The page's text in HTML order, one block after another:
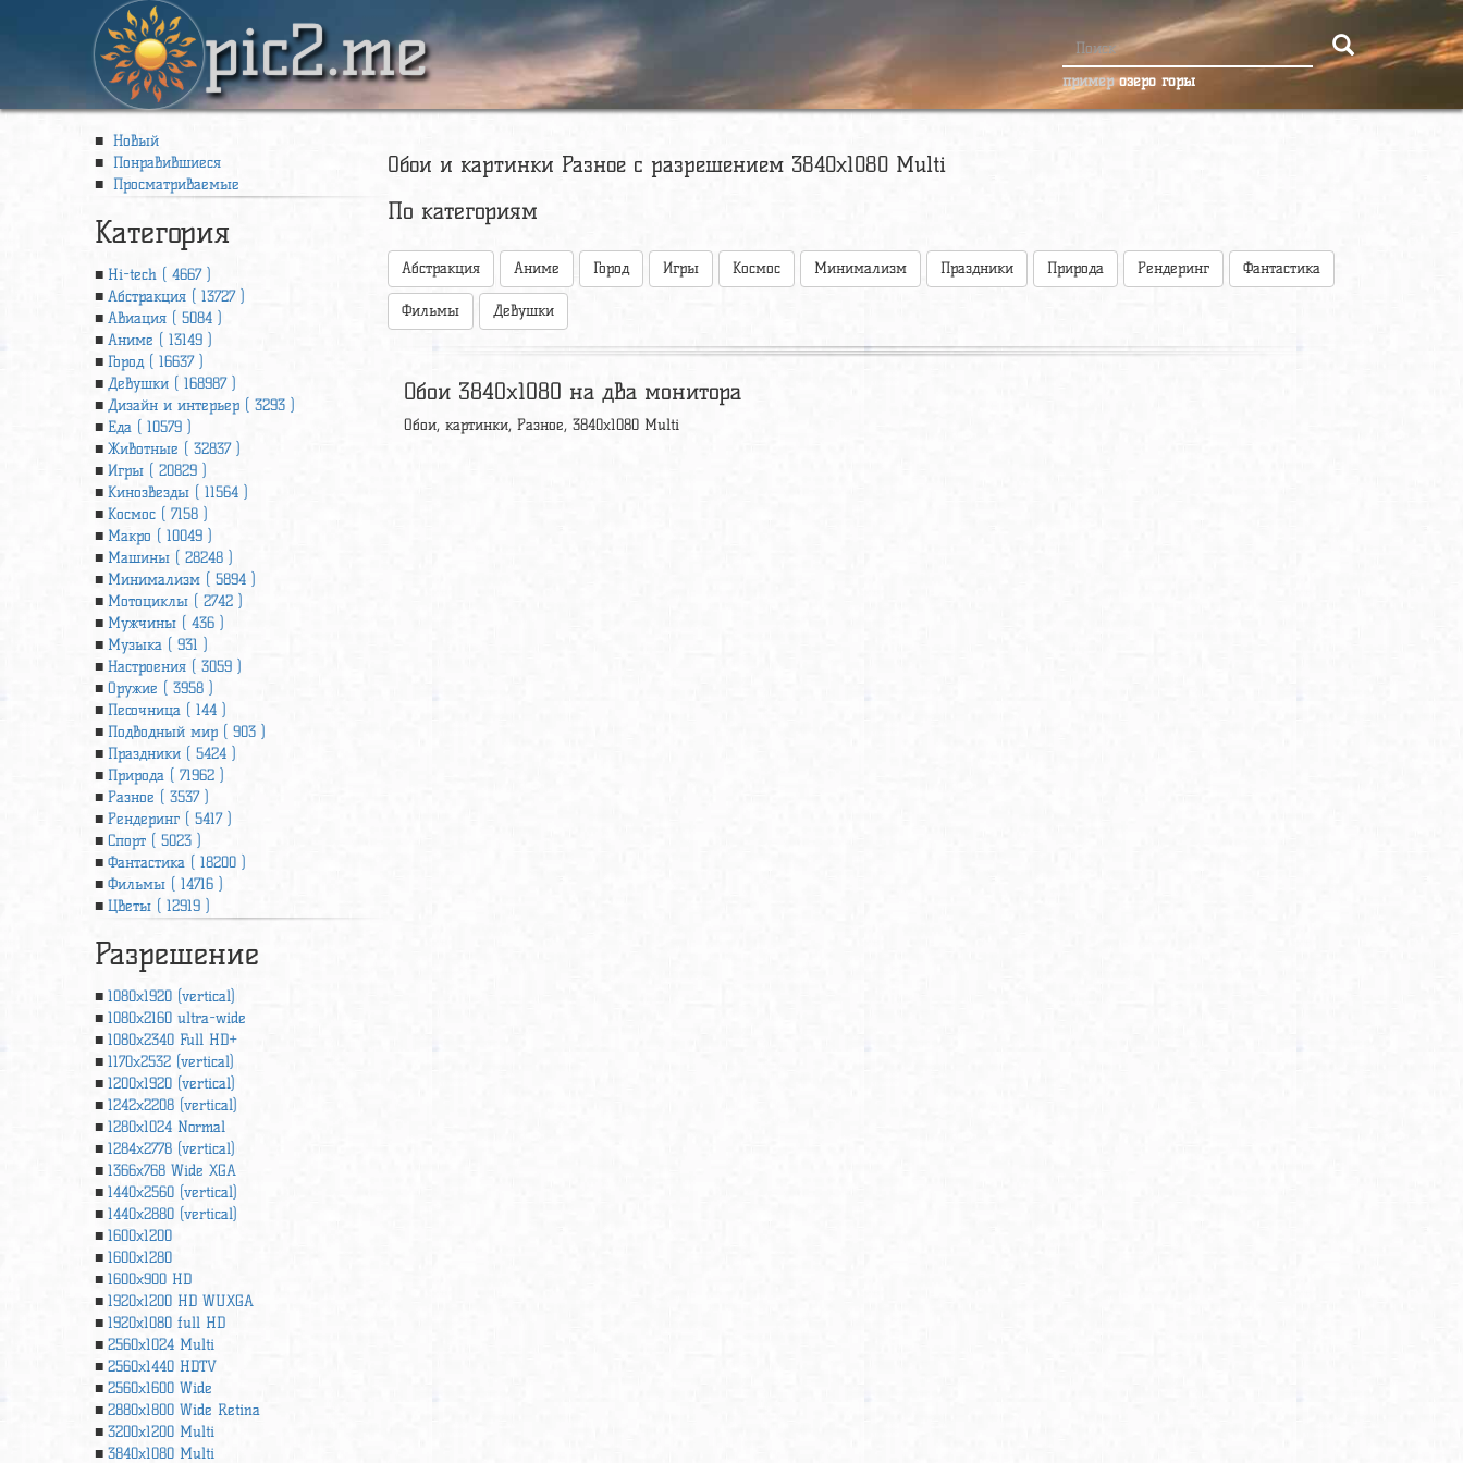
pic2.me примерозеро горы
Новый
Понравившиеся
Просматриваемые
Категория
Hi-tech ( 4667 )
Абстракция ( 13727 )
Авиация ( 5084 )
Аниме ( 13149 )
Город ( 16637 )
Девушки ( 168987 )
Дизайн и интерьер ( 3293 )
Еда ( 10579 )
Животные ( 32837 )
Игры ( 20829 )
Кинозвезды ( 11564 )
Космос ( 7158 )
Макро ( 10049 )
Машины ( 28248 )
Минимализм ( 5894 )
Мотоциклы ( 2742 )
Мужчины ( 436 )
Музыка ( 931 )
Настроения ( 3059 )
Оружие ( 3958 )
Песочница ( 144 )
Подводный мир ( 903 )
Праздники ( 5424 )
Природа ( 71962 )
Разное ( 3537 )
Рендеринг ( 5417 )
Спорт ( 5023 )
Фантастика ( 18200 )
Фильмы ( 14716 )
Цветы ( 12919 )
Разрешение
1080x1920 (vertical)
1080x2160 ultra-wide
1080x2340 Full HD+
1170x2532 (vertical)
1200x1920 (vertical)
1242x2208 (vertical)
1280x1024 Normal
1284x2778 (vertical)
1366х768 Wide XGA
1440x2560 (vertical)
1440x2880 (vertical)
1600x1200
1600x1280
1600x900 HD
1920x1200 HD WUXGA
1920х1080 full HD
2560x1024 Multi
2560x1440 HDTV
2560x1600 Wide
2880x1800 Wide Retina
3200x1200 Multi
3840x1080 Multi
Обои и картинки Разное с разрешением 3840x1080 Multi
По категориям
Абстракция Аниме Город Игры Космос Минимализм Праздники Природа Рендеринг Фантастика
Фильмы Девушки
Обои 3840x1080 на два монитора
Обои, картинки, Разное, 3840x1080 Multi